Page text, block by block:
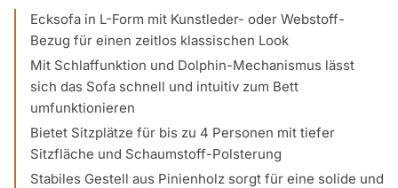
Ecksofa in L-Form mit Kunstleder- oder Webstoff-
Bezug für einen zeitlos klassischen Look
Mit Schlaffunktion und Dolphin-Mechanismus lässt
sich das Sofa schnell und intuitiv zum Bett
umfunktionieren
Bietet Sitzplätze für bis zu 4 Personen mit tiefer
Sitzfläche und Schaumstoff-Polsterung
Stabiles Gestell aus Pinienholz sorgt für eine solide und